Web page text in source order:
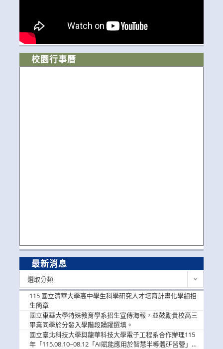
校園行事曆
最新消息
選取分類
115 國立清華大學高中學生科學研究人才培育計畫化學組招
生簡章
國立東華大學特殊教育學系招生宣傳海報，並鼓勵貴校高三
畢業同學於分發入學階段踴躍選填。
國立臺北科技大學與龍華科技大學電子工程系合作辦理115
年「115.08.10~08.12「AI賦能應用於智慧半導體研習營」，